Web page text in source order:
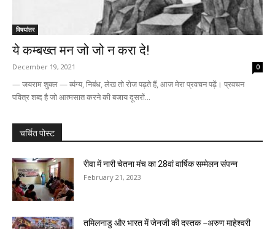
विषयांतर
ये कम्बख्त मन जो जो न करा दे!
December 19, 2021 0
— जयराम शुक्ल — व्यंग्य, निबंध, लेख तो रोज पढ़ते हैं, आज मेरा प्रवचन पढ़ें। प्रवचन
पवित्र शब्द है जो आत्मसात करने की बजाय दूसरों...
चर्चित पोस्ट
रीवा में नारी चेतना मंच का 28वां वार्षिक सम्मेलन संपन्न
February 21, 2023
तमिलनाडु और भारत में जेनजी की दस्तक −अरुण माहेश्वरी